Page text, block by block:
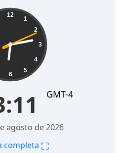
12
1
2
3
4
5
6
GMT-4
agosto de 2026
completa ⛶